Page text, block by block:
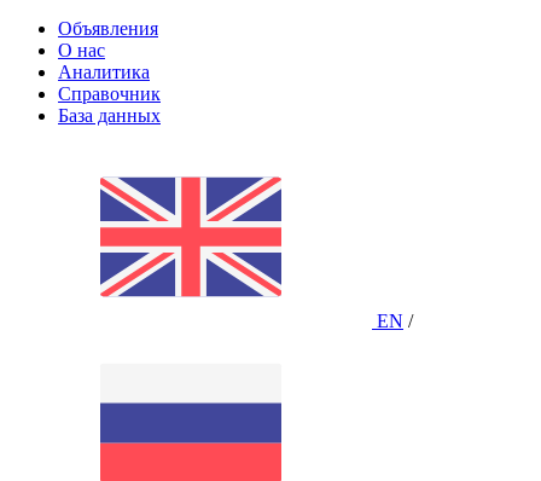
Объявления
О нас
Аналитика
Справочник
База данных
EN /